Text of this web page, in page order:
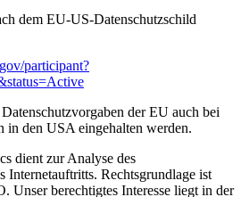
dem EU-US-Datenschutzschild
participant?
der EU auch bei
in den USA eingehalten werden.
dient zur Analyse des
Internetauftritts. Rechtsgrundlage ist
berechtigtes Interesse liegt in der